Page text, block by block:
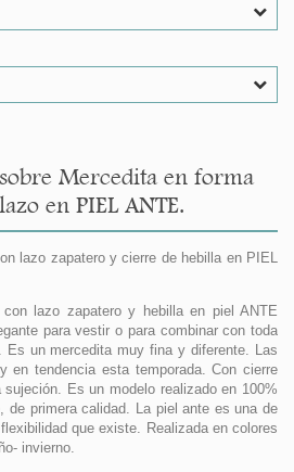
Mercedita en forma
en PIEL ANTE.
lazo zapatero y cierre de hebilla en PIEL
lazo zapatero y hebilla en piel ANTE
para vestir o para combinar con toda
Es un mercedita muy fina y diferente. Las
en tendencia esta temporada. Con cierre
Es un modelo realizado en 100%
de primera calidad. La piel ante es una de
que existe. Realizada en colores
invierno.